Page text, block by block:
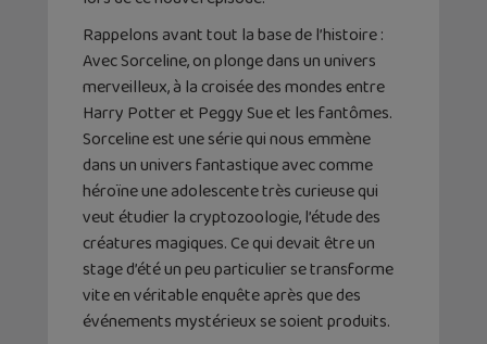
Rappelons avant tout la base de l’histoire :
Avec Sorceline, on plonge dans un univers
merveilleux, à la croisée des mondes entre
Harry Potter et Peggy Sue et les fantômes.
Sorceline est une série qui nous emmène
dans un univers fantastique avec comme
héroïne une adolescente très curieuse qui
veut étudier la cryptozoologie, l’étude des
créatures magiques. Ce qui devait être un
stage d’été un peu particulier se transforme
vite en véritable enquête après que des
événements mystérieux se soient produits.